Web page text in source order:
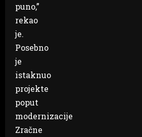
puno,”
rekao
je.
Posebno
je
istaknuo
projekte
poput
modernizacije
Zračne